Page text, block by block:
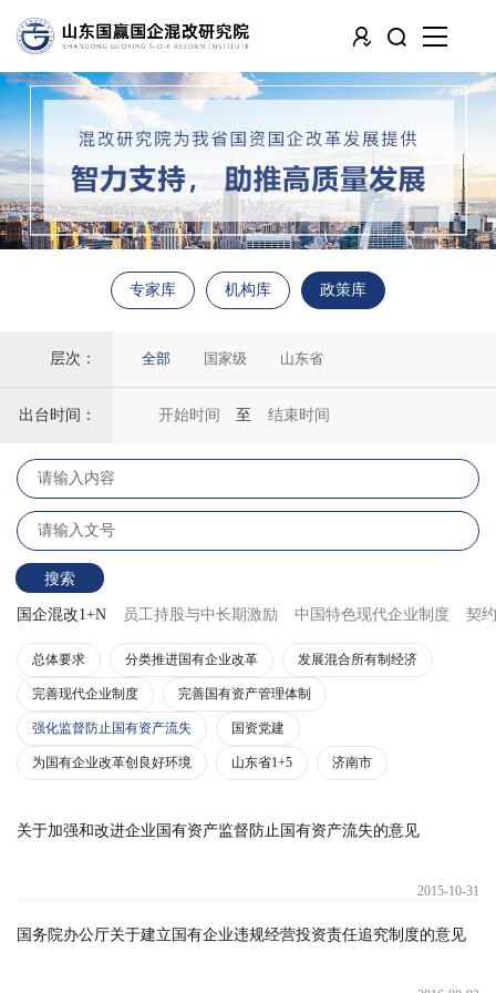
专家库 机构库 政策库
层次： 全部 国家级 山东省
出台时间： 至
搜索
国企混改1+N 员工持股与中长期激励 中国特色现代企业制度 契
总体要求 分类推进国有企业改革 发展混合所有制经济
完善现代企业制度 完善国有资产管理体制
强化监督防止国有资产流失 国资党建
为国有企业改革创良好环境 山东省1+5 济南市
关于加强和改进企业国有资产监督防止国有资产流失的意见
2015-10-31
国务院办公厅关于建立国有企业违规经营投资责任追究制度的意见